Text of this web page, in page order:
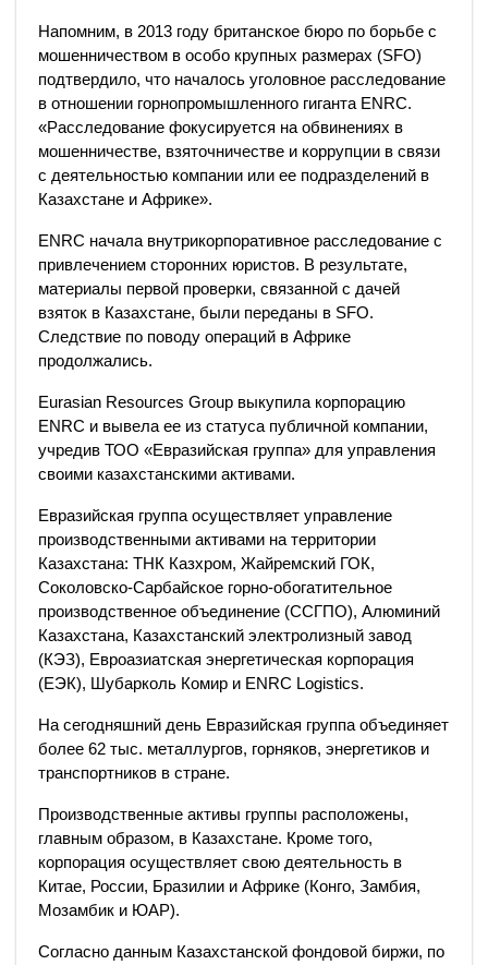
Напомним, в 2013 году британское бюро по борьбе с
мошенничеством в особо крупных размерах (SFO)
подтвердило, что началось уголовное расследование
в отношении горнопромышленного гиганта ENRC.
«Расследование фокусируется на обвинениях в
мошенничестве, взяточничестве и коррупции в связи
с деятельностью компании или ее подразделений в
Казахстане и Африке».
ENRC начала внутрикорпоративное расследование с
привлечением сторонних юристов. В результате,
материалы первой проверки, связанной с дачей
взяток в Казахстане, были переданы в SFO.
Следствие по поводу операций в Африке
продолжались.
Eurasian Resources Group выкупила корпорацию
ENRC и вывела ее из статуса публичной компании,
учредив ТОО «Евразийская группа» для управления
своими казахстанскими активами.
Евразийская группа осуществляет управление
производственными активами на территории
Казахстана: ТНК Казхром, Жайремский ГОК,
Соколовско-Сарбайское горно-обогатительное
производственное объединение (ССГПО), Алюминий
Казахстана, Казахстанский электролизный завод
(КЭЗ), Евроазиатская энергетическая корпорация
(ЕЭК), Шубарколь Комир и ENRC Logistics.
На сегодняшний день Евразийская группа объединяет
более 62 тыс. металлургов, горняков, энергетиков и
транспортников в стране.
Производственные активы группы расположены,
главным образом, в Казахстане. Кроме того,
корпорация осуществляет свою деятельность в
Китае, России, Бразилии и Африке (Конго, Замбия,
Мозамбик и ЮАР).
Согласно данным Казахстанской фондовой биржи, по